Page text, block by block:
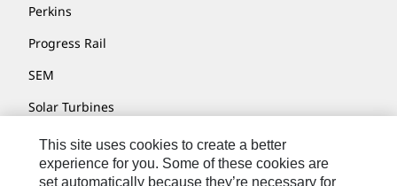
Perkins
Progress Rail
SEM
Solar Turbines
SPM Oil & Gas
Turner Powertrain Systems
This site uses cookies to create a better
experience for you. Some of these cookies are
set automatically because they’re necessary for